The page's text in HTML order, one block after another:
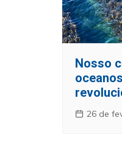
Nosso
26 de